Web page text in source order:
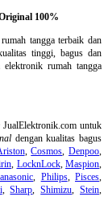
100%
tangga terbaik dan
tinggi, bagus dan
rumah tangga
JualElektronik.com untuk
dengan kualitas bagus
,Cosmos,Denpoo,
, LocknLock,Maspion,
, Philips, Pisces,
,Sharp,Shimizu,Stein,